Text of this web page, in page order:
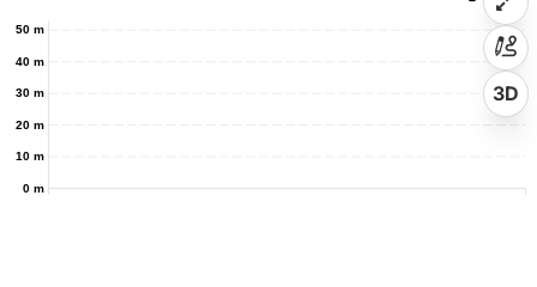
0 m
10 m
20 m
30 m
40 m
50 m
3D